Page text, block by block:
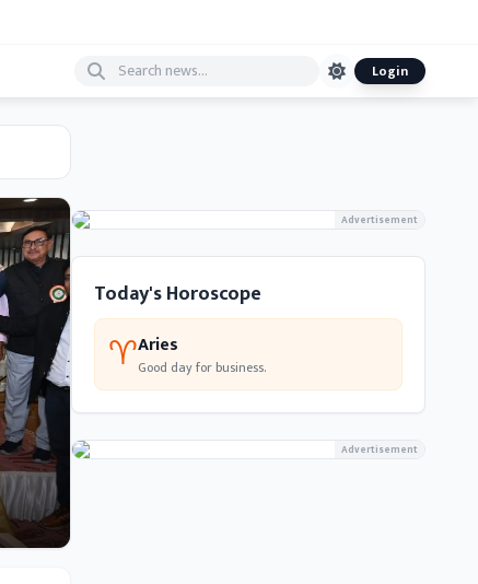
Login
Advertisement
Today's Horoscope
♈Aries
Good day for business.
Advertisement